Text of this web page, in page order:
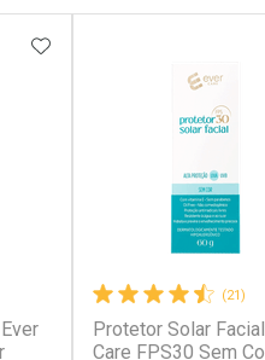
Ativar Desconto
ADICIONAR AOS
(21)
Protetor Solar
Care FPS30 Sem